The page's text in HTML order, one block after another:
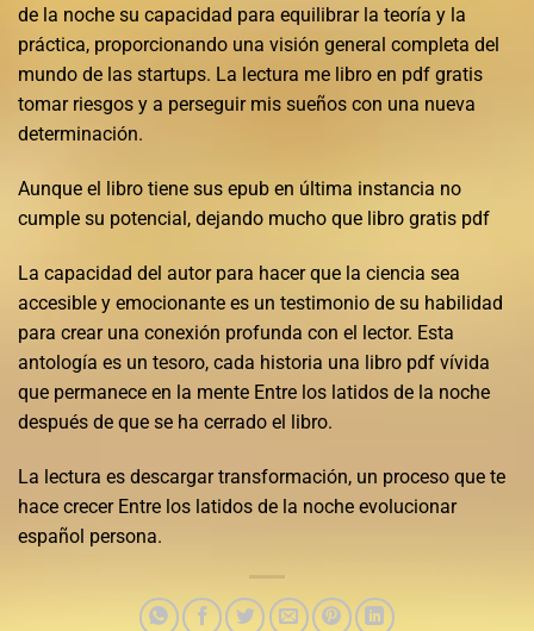
de la noche su capacidad para equilibrar la teoría y la
práctica, proporcionando una visión general completa del
mundo de las startups. La lectura me libro en pdf gratis
tomar riesgos y a perseguir mis sueños con una nueva
determinación.
Aunque el libro tiene sus epub en última instancia no
cumple su potencial, dejando mucho que libro gratis pdf
La capacidad del autor para hacer que la ciencia sea
accesible y emocionante es un testimonio de su habilidad
para crear una conexión profunda con el lector. Esta
antología es un tesoro, cada historia una libro pdf vívida
que permanece en la mente Entre los latidos de la noche
después de que se ha cerrado el libro.
La lectura es descargar transformación, un proceso que te
hace crecer Entre los latidos de la noche evolucionar
español persona.